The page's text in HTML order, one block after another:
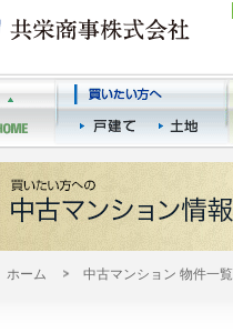
ホーム 中古マンション 物件一覧